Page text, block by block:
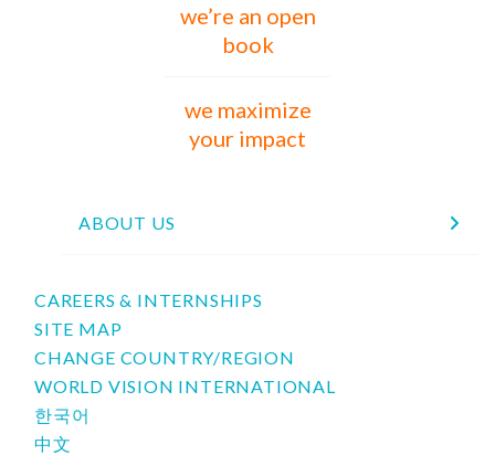
we’re an open
book
we maximize
your impact
ABOUT US
CAREERS & INTERNSHIPS
SITE MAP
CHANGE COUNTRY/REGION
WORLD VISION INTERNATIONAL
한국어
中文